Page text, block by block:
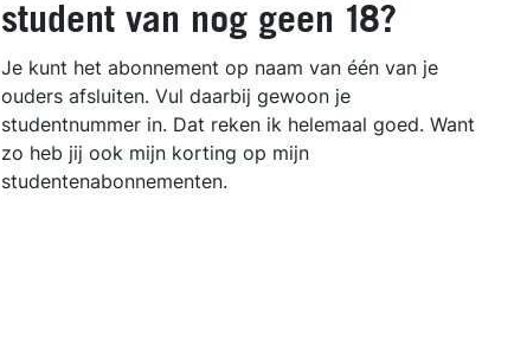
student van nog geen 18?
Je kunt het abonnement op naam van één van je
ouders afsluiten. Vul daarbij gewoon je
studentnummer in. Dat reken ik helemaal goed. Want
zo heb jij ook mijn korting op mijn
studentenabonnementen.